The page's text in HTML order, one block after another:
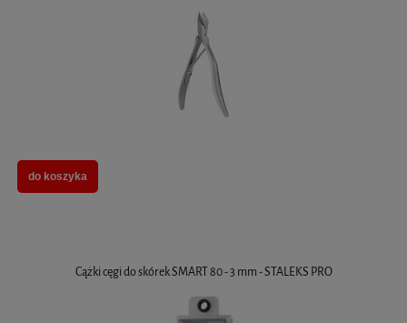
do koszyka
Cążki cęgi do skórek SMART 80 - 3 mm - STALEKS PRO